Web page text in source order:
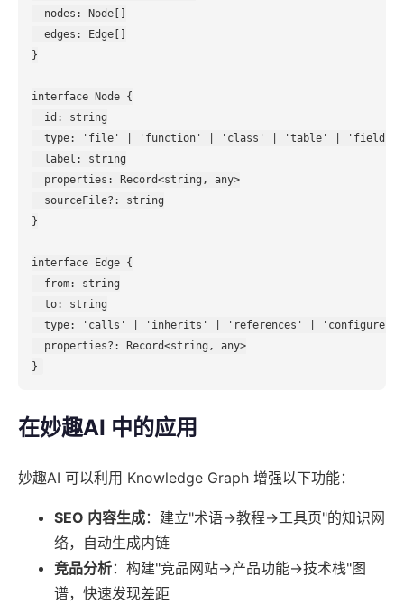
  nodes: Node[]
  edges: Edge[]
}
interface Node {
  id: string
type: 'file' | 'function' | 'class' | 'table' | 'field'
  label: string
  properties: Record<string, any>
  sourceFile?: string
}
interface Edge {
  from: string
  to: string
type: 'calls' | 'inherits' | 'references' | 'configures'
  properties?: Record<string, any>
在妙趣AI 中的应用
妙趣AI 可以利用 Knowledge Graph 增强以下功能：
SEO 内容生成：建立"术语→教程→工具页"的知识网
络，自动生成内链
竞品分析：构建"竞品网站→产品功能→技术栈"图
谱，快速发现差距